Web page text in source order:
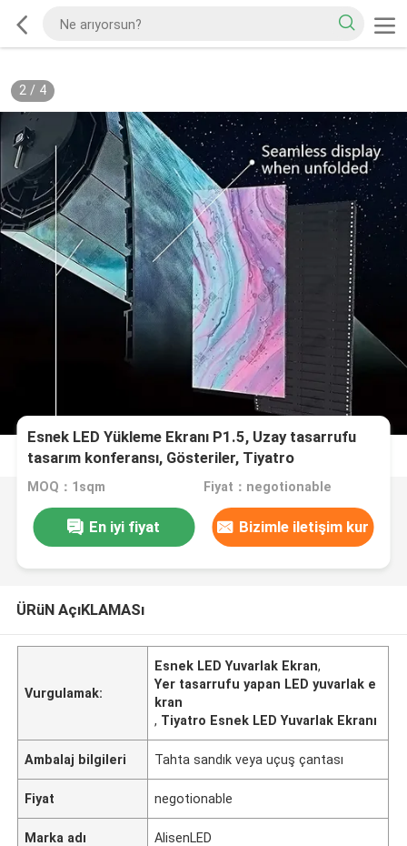
2/ 4
Esnek LED Yükleme Ekranı P1.5, Uzay tasarrufu
tasarım konferansı, Gösteriler, Tiyatro
MOQ：1sqm Fiyat：negotionable
En iyi fiyat Bizimle iletişim kur
ÜRüN AçıKLAMASı
Vurgulamak:
Esnek LED Yuvarlak Ekran,
Yer tasarrufu yapan LED yuvarlak e
kran
, Tiyatro Esnek LED Yuvarlak Ekranı
Ambalaj bilgileri Tahta sandık veya uçuş çantası
Fiyat negotionable
Marka adı AlisenLED